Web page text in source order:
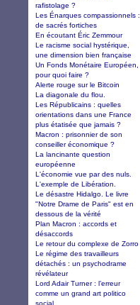
rafistolage ?
Les Énarques compassionnels :
de sacrés fortiches
En écoutant Éric Zemmour
Le racisme social hystérique,
une dimension bien française
Un Fonds Monétaire Européen,
pour quoi faire ?
Alerte rouge sur le Bitcoin
La diagonale du flou.
Les Républicains : quelles
orientations dans une France
plus étatisée que jamais ?
Macron : prisonnier de son
conseiller économique ?
La lancinante question
européenne
L'économie vue par des nuls.
L'exemple de Libération.
Le désastre Hidalgo. Le livre
"Notre Drame de Paris" est en
dessous de la vérité
Plan Macron : accords et
désaccords
Le retour du complexe de Zorro
Le régime des travailleurs
détachés : un psychodrame
révélateur
Lord Adair Turner : l’erreur
comme un grand art politico
social